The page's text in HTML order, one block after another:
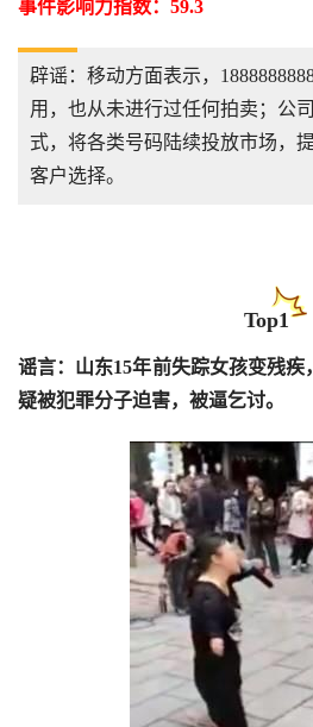
事件影响力指数：59.3
辟谣：移动方面表示，
用，也从未进行过任何拍卖；公
式，将各类号码陆续投放市场，
客户选择。
Top1
谣言：山东15年前失踪女孩变残疾
疑被犯罪分子迫害，被逼乞讨。